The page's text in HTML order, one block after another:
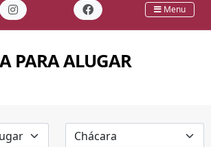
Menu
PARA ALUGAR